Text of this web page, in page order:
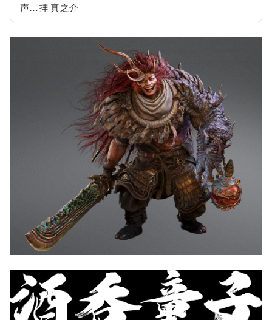
声…拝 真之介